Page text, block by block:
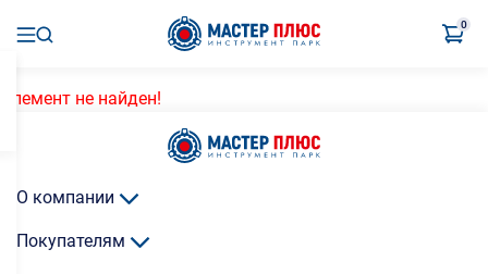
0
Элемент не найден!
О компании
Покупателям